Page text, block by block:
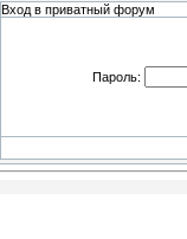
Вход в приватный форум
Пароль: